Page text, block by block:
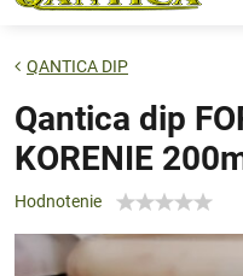
QANTICA DIP
Qantica dip
KORENIE
Hodnotenie